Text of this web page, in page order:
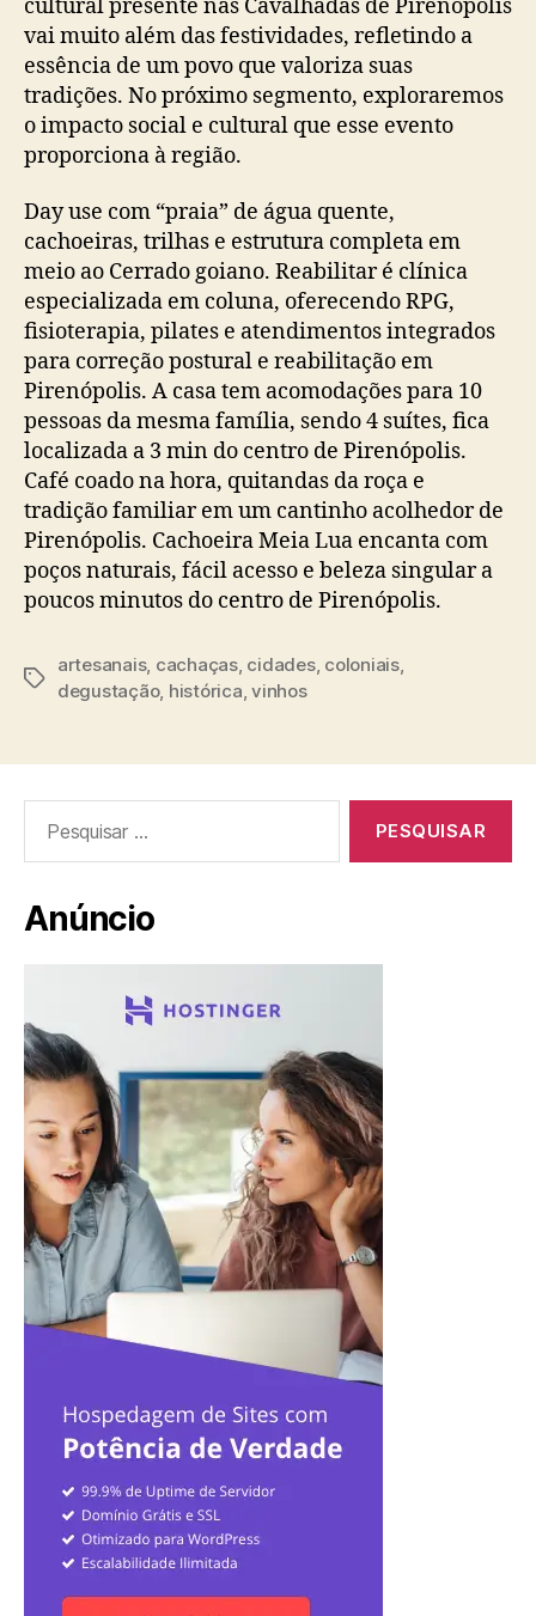
cultural presente nas Cavalhadas de Pirenópolis
vai muito além das festividades, refletindo a
essência de um povo que valoriza suas
tradições. No próximo segmento, exploraremos
o impacto social e cultural que esse evento
proporciona à região.
Day use com “praia” de água quente,
cachoeiras, trilhas e estrutura completa em
meio ao Cerrado goiano. Reabilitar é clínica
especializada em coluna, oferecendo RPG,
fisioterapia, pilates e atendimentos integrados
para correção postural e reabilitação em
Pirenópolis. A casa tem acomodações para 10
pessoas da mesma família, sendo 4 suítes, fica
localizada a 3 min do centro de Pirenópolis.
Café coado na hora, quitandas da roça e
tradição familiar em um cantinho acolhedor de
Pirenópolis. Cachoeira Meia Lua encanta com
poços naturais, fácil acesso e beleza singular a
poucos minutos do centro de Pirenópolis.
Tags
artesanais, cachaças, cidades, coloniais,
degustação, histórica,vinhos
por:
Anúncio